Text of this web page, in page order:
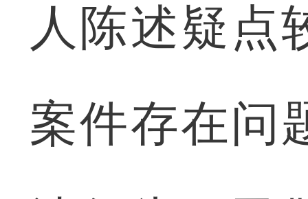
人陈述疑点
案件存在问